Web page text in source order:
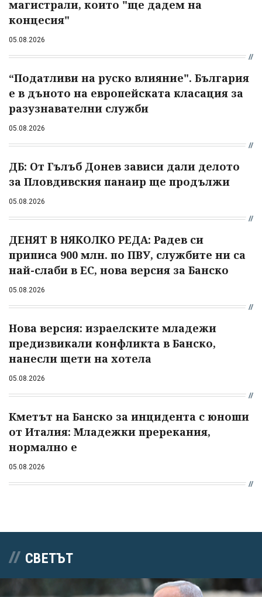
магистрали, които "ще дадем на
концесия"
05.08.2026
“Податливи на руско влияние". България
е в дъното на европейската класация за
разузнавателни служби
05.08.2026
ДБ: От Гълъб Донев зависи дали делото
за Пловдивския панаир ще продължи
05.08.2026
ДЕНЯТ В НЯКОЛКО РЕДА: Радев си
приписа 900 млн. по ПВУ, службите ни са
най-слаби в ЕС, нова версия за Банско
05.08.2026
Нова версия: израелските младежи
предизвикали конфликта в Банско,
нанесли щети на хотела
05.08.2026
Кметът на Банско за инцидента с юноши
от Италия: Младежки пререкания,
нормално е
05.08.2026
СВЕТЪТ